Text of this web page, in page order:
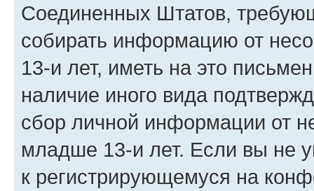
Соединенных Штатов,
собирать информацию от
13-и лет, иметь на это
наличие иного вида
сбор личной информации от
младше 13-и лет. Если вы не
к регистрирующемуся на